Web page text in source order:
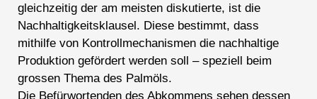
gleichzeitig der am meisten diskutierte, ist die
Nachhaltigkeitsklausel. Diese bestimmt, dass
mithilfe von Kontrollmechanismen die nachhaltige
Produktion gefördert werden soll – speziell beim
grossen Thema des Palmöls.
Die Befürwortenden des Abkommens sehen dessen